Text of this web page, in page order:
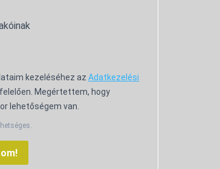
kezeléséhez az Adatkezelési
Megértettem, hogy
lehetőségem van.